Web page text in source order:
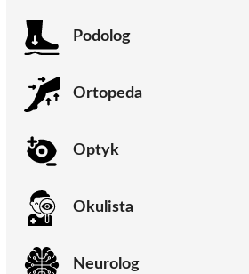
Podolog
Ortopeda
Optyk
Okulista
Neurolog